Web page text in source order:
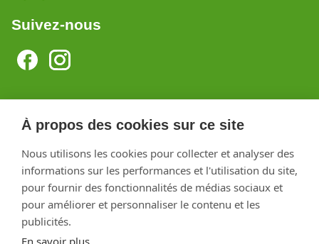
À propos des cookies sur ce site
Nous utilisons les cookies pour collecter et analyser des
informations sur les performances et l'utilisation du site,
pour fournir des fonctionnalités de médias sociaux et
pour améliorer et personnaliser le contenu et les
publicités.
En savoir plus
Suivez-nous
Optiphar Meerhout
Optiphar Geel - Dr. van de Perrestraat
Optiphar Geel - Antwerpseweg
Optiphar Turnhout
Optiphar Mol